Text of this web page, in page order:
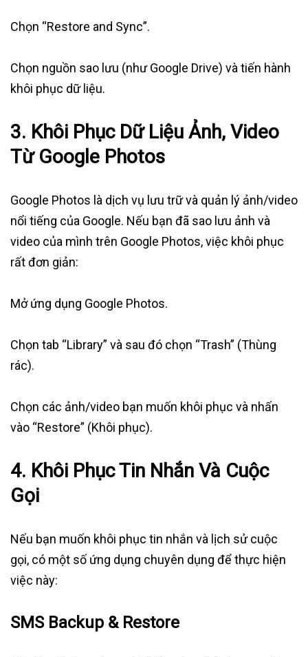
Chọn “Restore and Sync”.
Chọn nguồn sao lưu (như Google Drive) và tiến hành
khôi phục dữ liệu.
3. Khôi Phục Dữ Liệu Ảnh, Video
Từ Google Photos
Google Photos là dịch vụ lưu trữ và quản lý ảnh/video
nổi tiếng của Google. Nếu bạn đã sao lưu ảnh và
video của mình trên Google Photos, việc khôi phục
rất đơn giản:
Mở ứng dụng Google Photos.
Chọn tab “Library” và sau đó chọn “Trash” (Thùng
rác).
Chọn các ảnh/video bạn muốn khôi phục và nhấn
vào “Restore” (Khôi phục).
4. Khôi Phục Tin Nhắn Và Cuộc
Gọi
Nếu bạn muốn khôi phục tin nhắn và lịch sử cuộc
gọi, có một số ứng dụng chuyên dụng để thực hiện
việc này:
SMS Backup & Restore